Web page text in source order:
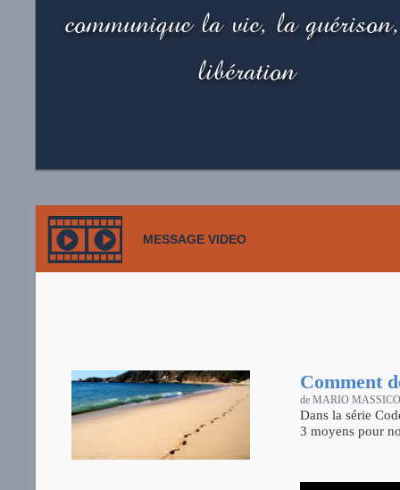
MESSAGE VIDEO
Comment
de MARIO
Dans la série
3 moyens pour